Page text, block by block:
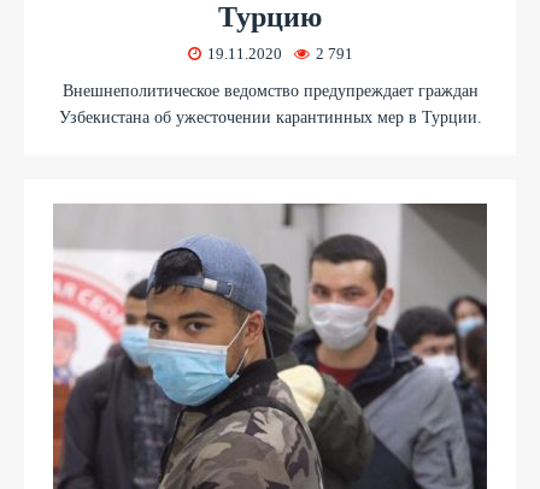
Турцию
19.11.2020 2 791
Внешнеполитическое ведомство предупреждает граждан
Узбекистана об ужесточении карантинных мер в Турции.